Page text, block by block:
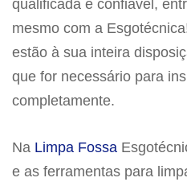
qualificada e confiável,
mesmo com a
estão à sua inteira
que for necessário para
completamente.
Na Limpa Fossa
e as ferramentas para